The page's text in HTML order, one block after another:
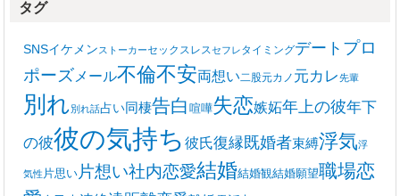
タグ
SNSイケメンストーカーセックスレスセフレタイミングデート プロ
ポーズ メール不倫不安両想い二股元カノ 元カレ先輩
別れ別れ話占い同棲告白 喧嘩失恋嫉妬年上の彼年下
の彼彼の気持ち 彼氏復縁既婚者束縛浮気浮
気性 片思い 片想い社内恋愛結婚結婚観結婚願望職場恋